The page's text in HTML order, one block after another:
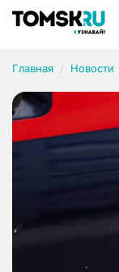
Главная Новости